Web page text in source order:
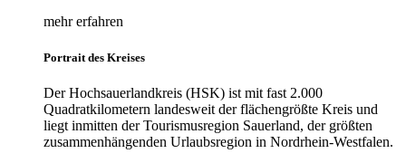
mehr erfahren
Portrait des Kreises
Der Hochsauerlandkreis (HSK) ist mit fast 2.000
Quadratkilometern landesweit der flächengrößte Kreis und
liegt inmitten der Tourismusregion Sauerland, der größten
zusammenhängenden Urlaubsregion in Nordrhein-Westfalen.